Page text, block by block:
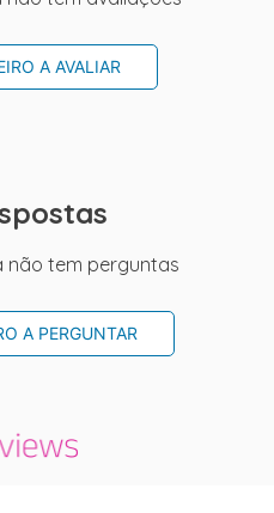
A AVALIAR
não tem perguntas
A PERGUNTAR